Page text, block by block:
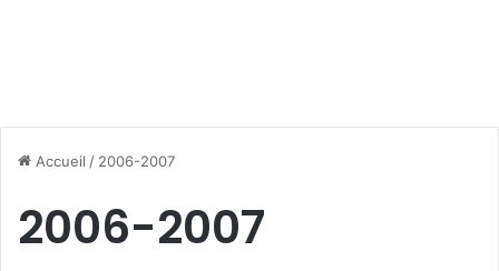
Accueil / 2006-2007
2006-2007